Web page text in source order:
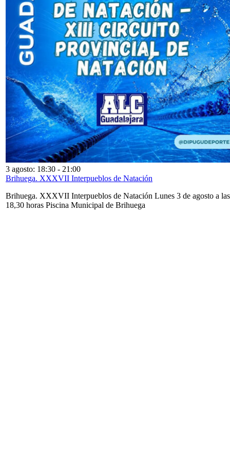
3 agosto: 18:30 - 21:00
Brihuega. XXXVII Interpueblos de Natación
Brihuega. XXXVII Interpueblos de Natación Lunes 3 de agosto a las
18,30 horas Piscina Municipal de Brihuega